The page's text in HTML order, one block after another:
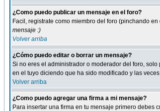
¿Como puedo publicar un mensaje en el foro?
Facil, registrate como miembro del foro (pinchando
mensaje :)
Volver arriba
¿Cómo puedo editar o borrar un mensaje?
Si no eres el administrador o moderador del foro,
en el tuyo diciendo que ha sido modificado y las
Volver arriba
¿Como puedo agregar una firma a mi mensaje?
Para insertar una firma en tu mensaje primero debes